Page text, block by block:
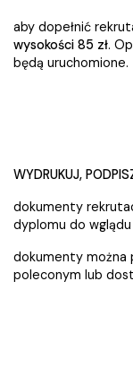
aby dopełnić
wysokości 85 zł.
będą uruchomione.
WYDRUKUJ,
dokumenty
dyplomu do wglądu
dokumenty można
poleconym lub